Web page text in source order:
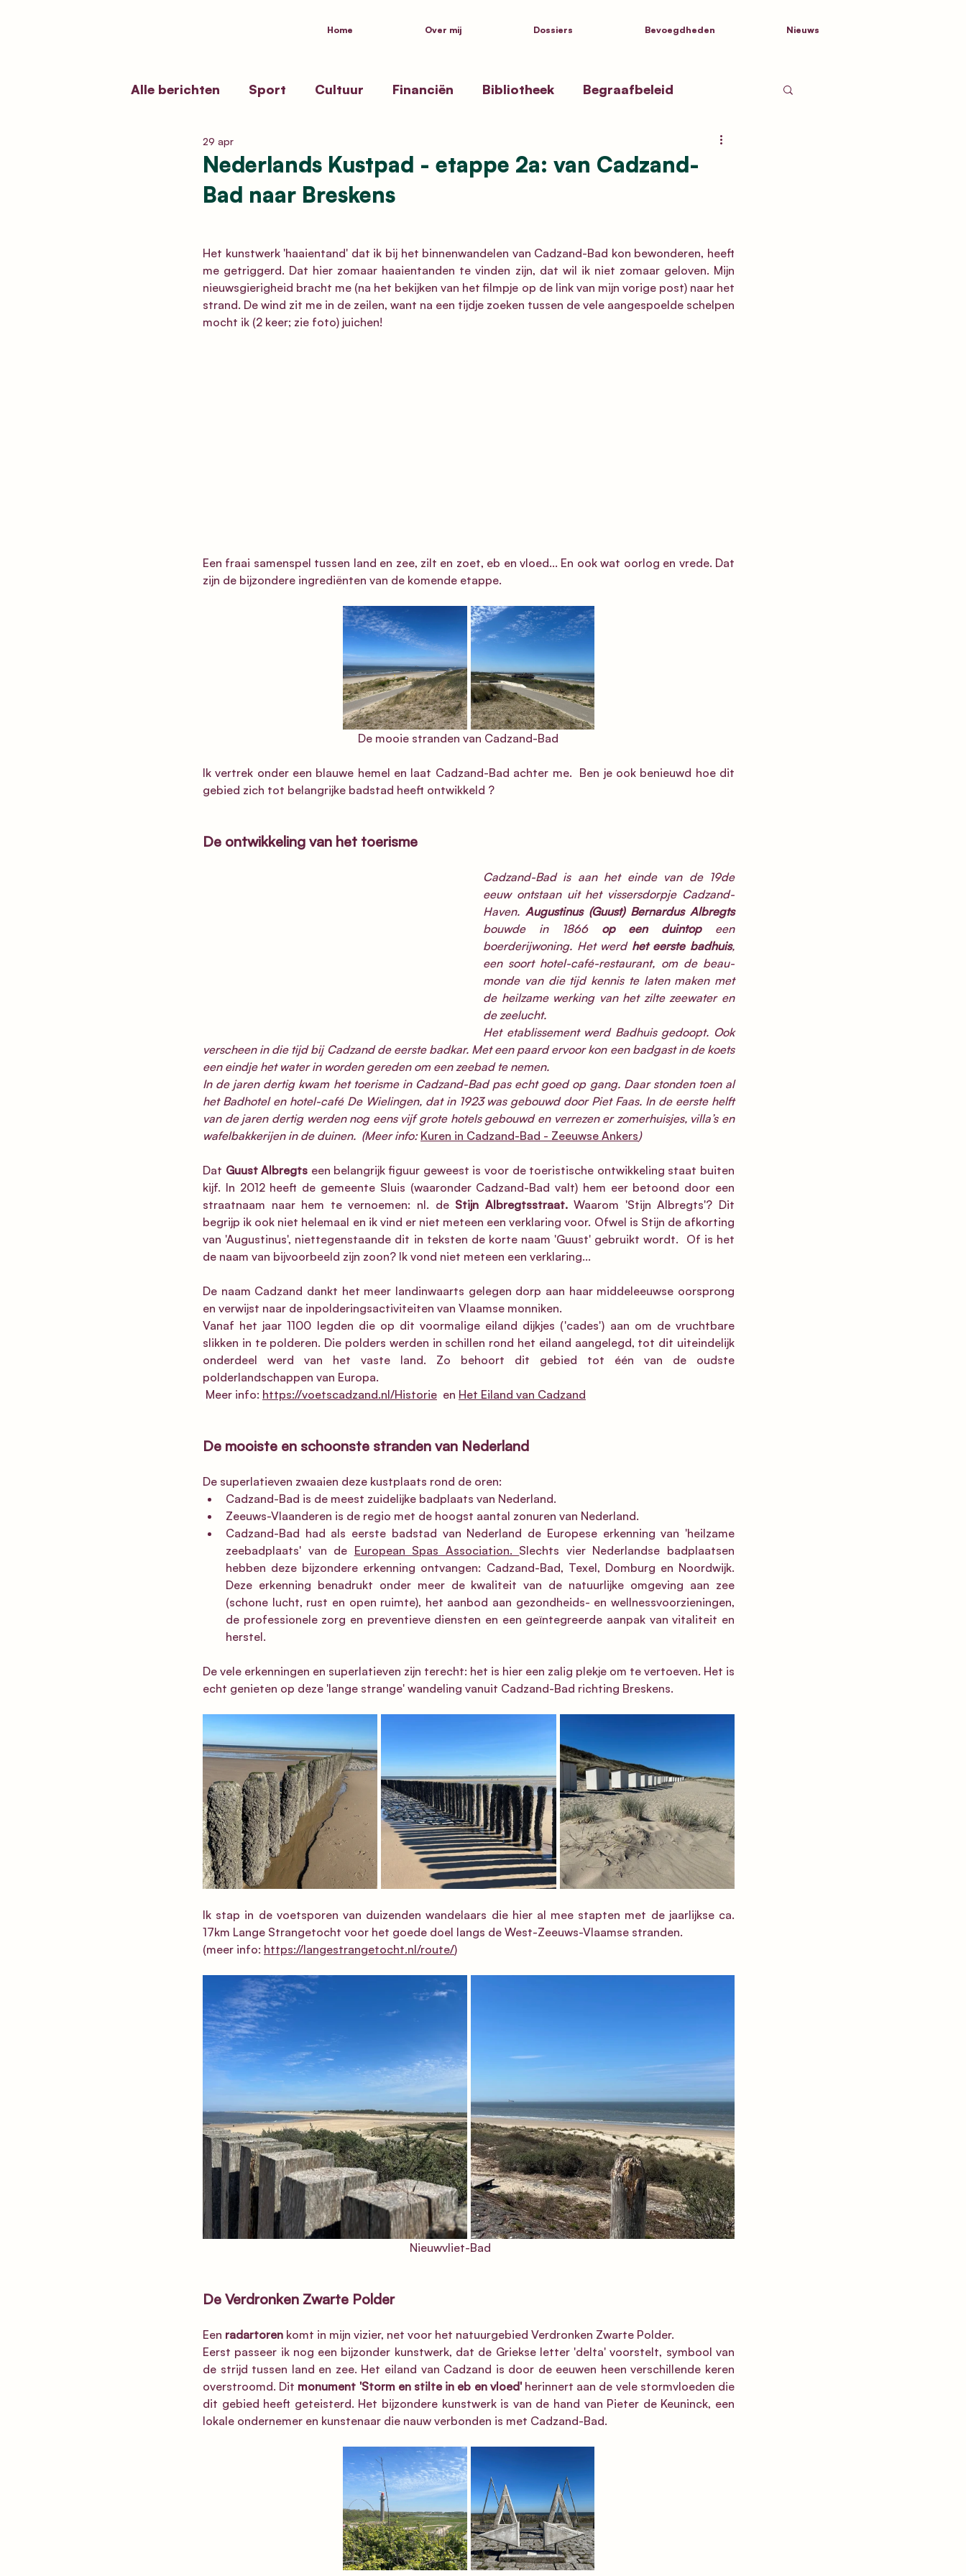
Home Over mij Dossiers Bevoegdheden Nieuws
Alle berichten Sport Cultuur Financiën Bibliotheek Begraafbeleid
Erfgoedbeleid
Funerair Erfgoed Volksgezondheid
Nederlands Kustpad - etappe 2a: van Cadzand-
Bad naar Breskens
29 apr
Het kunstwerk 'haaientand' dat ik bij het binnenwandelen van Cadzand-Bad kon bewonderen, heeft
me getriggerd. Dat hier zomaar haaientanden te vinden zijn, dat wil ik niet zomaar geloven. Mijn
nieuwsgierigheid bracht me (na het bekijken van het filmpje op de link van mijn vorige post) naar het
strand. De wind zit me in de zeilen, want na een tijdje zoeken tussen de vele aangespoelde schelpen
mocht ik (2 keer; zie foto) juichen!
Een fraai samenspel tussen land en zee, zilt en zoet, eb en vloed... En ook wat oorlog en vrede. Dat
zijn de bijzondere ingrediënten van de komende etappe.
                                                      De mooie stranden van Cadzand-Bad
Ik vertrek onder een blauwe hemel en laat Cadzand-Bad achter me.  Ben je ook benieuwd hoe dit
gebied zich tot belangrijke badstad heeft ontwikkeld ?
De ontwikkeling van het toerisme
Cadzand-Bad is aan het einde van de 19de
eeuw ontstaan uit het vissersdorpje Cadzand-
Haven.
Augustinus (Guust) Bernardus Albregts
bouwde in 1866 op een duintop een
boerderijwoning. Het werd het eerste badhuis,
een soort hotel-café-restaurant, om de beau-
monde van die tijd kennis te laten maken met
de heilzame werking van het zilte zeewater en
de zeelucht.
Het etablissement werd Badhuis gedoopt. Ook
verscheen in die tijd bij Cadzand de eerste badkar. Met een paard ervoor kon een badgast in de koets
een eindje het water in worden gereden om een zeebad te nemen.
In de jaren dertig kwam het toerisme in Cadzand-Bad pas echt goed op gang. Daar stonden toen al
het Badhotel en hotel-café De Wielingen, dat in 1923 was gebouwd door Piet Faas. In de eerste helft
van de jaren dertig werden nog eens vijf grote hotels gebouwd en verrezen er zomerhuisjes, villa’s en
wafelbakkerijen in de duinen.  (Meer info: Kuren in Cadzand-Bad - Zeeuwse Ankers)
Dat Guust Albregts een belangrijk figuur geweest is voor de toeristische ontwikkeling staat buiten
kijf. In 2012 heeft de gemeente Sluis (waaronder Cadzand-Bad valt) hem eer betoond door een
straatnaam naar hem te vernoemen: nl. de Stijn Albregtsstraat. Waarom 'Stijn Albregts'? Dit
begrijp ik ook niet helemaal en ik vind er niet meteen een verklaring voor. Ofwel is Stijn de afkorting
van 'Augustinus', niettegenstaande dit in teksten de korte naam 'Guust' gebruikt wordt.  Of is het
de naam van bijvoorbeeld zijn zoon? Ik vond niet meteen een verklaring...
De naam Cadzand dankt het meer landinwaarts gelegen dorp aan haar middeleeuwse oorsprong
en verwijst naar de inpolderingsactiviteiten van Vlaamse monniken.
Vanaf het jaar 1100 legden die op dit voormalige eiland dijkjes ('cades') aan om de vruchtbare
slikken in te polderen. Die polders werden in schillen rond het eiland aangelegd, tot dit uiteindelijk
onderdeel werd van het vaste land. Zo behoort dit gebied tot één van de oudste
polderlandschappen van Europa.
Meer info: https://voetscadzand.nl/Historie en Het Eiland van Cadzand
De mooiste en schoonste stranden van Nederland
De superlatieven zwaaien deze kustplaats rond de oren:
Cadzand-Bad is de meest zuidelijke badplaats van Nederland.
Zeeuws-Vlaanderen is de regio met de hoogst aantal zonuren van Nederland.
Cadzand-Bad had als eerste badstad van Nederland de Europese erkenning van 'heilzame
zeebadplaats' van de European Spas Association. Slechts vier Nederlandse badplaatsen
hebben deze bijzondere erkenning ontvangen: Cadzand-Bad, Texel, Domburg en Noordwijk.
Deze erkenning benadrukt onder meer de kwaliteit van de natuurlijke omgeving aan zee
(schone lucht, rust en open ruimte), het aanbod aan gezondheids- en wellnessvoorzieningen,
de professionele zorg en preventieve diensten en een geïntegreerde aanpak van vitaliteit en
herstel.
De vele erkenningen en superlatieven zijn terecht: het is hier een zalig plekje om te vertoeven. Het is
echt genieten op deze 'lange strange' wandeling vanuit Cadzand-Bad richting Breskens.
Ik stap in de voetsporen van duizenden wandelaars die hier al mee stapten met de jaarlijkse ca.
17km Lange Strangetocht voor het goede doel langs de West-Zeeuws-Vlaamse stranden.
(meer info: https://langestrangetocht.nl/route/)
                                                                        Nieuwvliet-Bad
De Verdronken Zwarte Polder
Een radartoren komt in mijn vizier, net voor het natuurgebied Verdronken Zwarte Polder.
Eerst passeer ik nog een bijzonder kunstwerk, dat de Griekse letter 'delta' voorstelt, symbool van
de strijd tussen land en zee. Het eiland van Cadzand is door de eeuwen heen verschillende keren
overstroomd. Dit monument 'Storm en stilte in eb en vloed' herinnert aan de vele stormvloeden die
dit gebied heeft geteisterd. Het bijzondere kunstwerk is van de hand van Pieter de Keuninck, een
lokale ondernemer en kunstenaar die nauw verbonden is met Cadzand-Bad.